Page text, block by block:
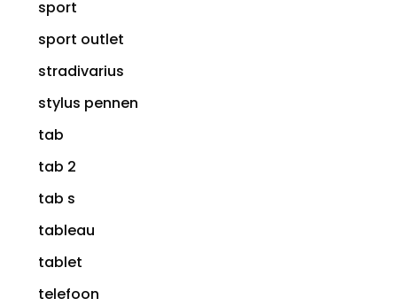
sport
sport outlet
stradivarius
stylus pennen
tab
tab 2
tab s
tableau
tablet
telefoon